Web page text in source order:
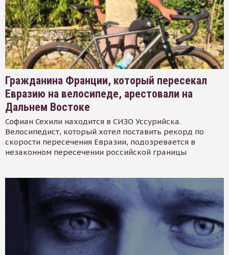
Гражданина Франции, который пересекал
Евразию на велосипеде, арестовали на
Дальнем Востоке
Софиан Сехили находится в СИЗО Уссурийска.
Велосипедист, который хотел поставить рекорд по
скорости пересечения Евразии, подозревается в
незаконном пересечении российской границы